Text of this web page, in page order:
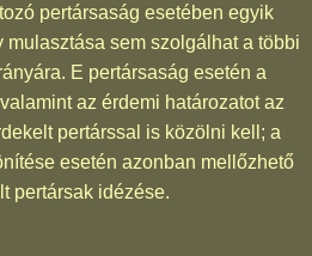
pertársaság esetében egyik
mulasztása sem szolgálhat a többi
E pertársaság esetén a
az érdemi határozatot az
pertárssal is közölni kell; a
esetén azonban mellőzhető
pertársak idézése.